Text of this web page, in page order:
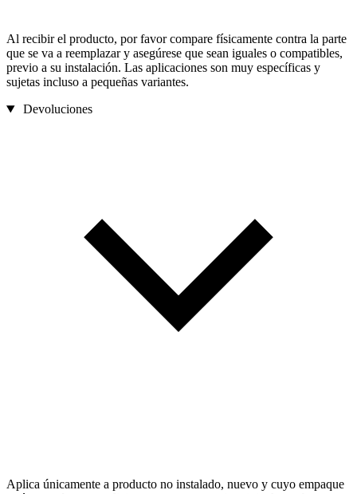
Al recibir el producto, por favor compare físicamente contra la parte
que se va a reemplazar y asegúrese que sean iguales o compatibles,
previo a su instalación. Las aplicaciones son muy específicas y
sujetas incluso a pequeñas variantes.
Devoluciones
Aplica únicamente a producto no instalado, nuevo y cuyo empaque